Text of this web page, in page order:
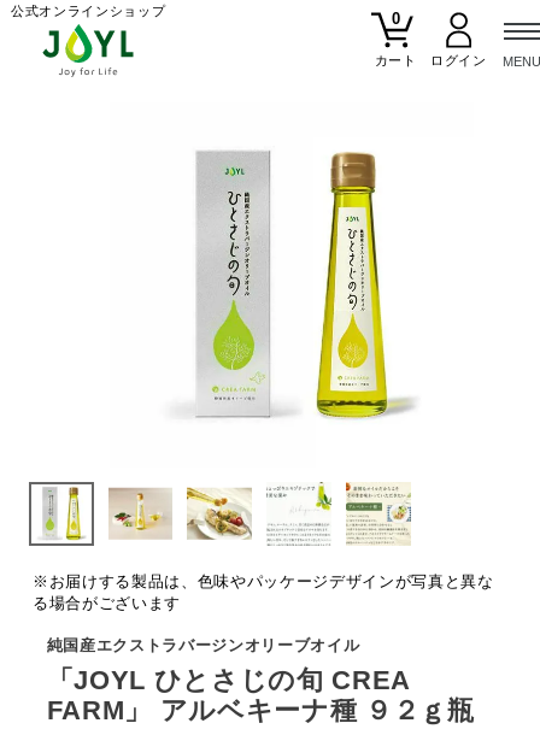
公式オンラインショップ
0
カート
※お届けする製品は、色味やパッケージデザインが写真と異な
る場合がございます
純国産エクストラバージンオリーブオイル
「JOYL ひとさじの旬 CREA
FARM」 アルベキーナ種 ９２ｇ瓶